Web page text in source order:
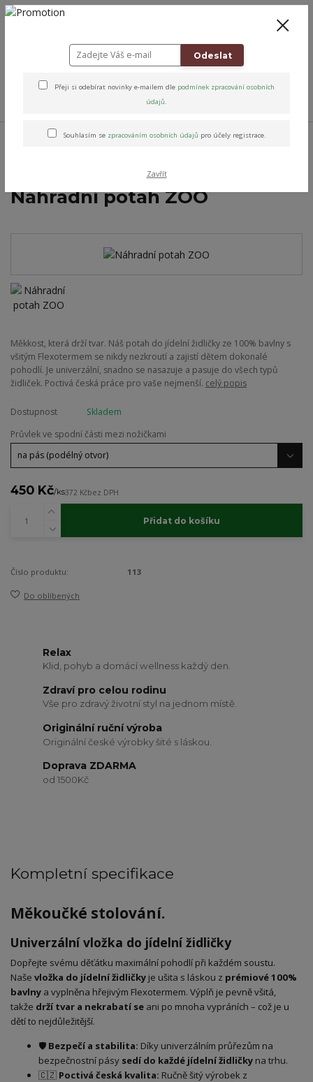
+420 778 743 310
Altens originály & vybrané značky Potahy na židličky
Náhradní potah ZOO
Měkkost, která drží tvar. Náš potah do jídelní židličky ze 100% bavlny s
všitým Flexotermem se nikdy nezkroutí a zajistí dětem dokonalé
pohodlí. Je univerzální, snadno se nasazuje a pasuje do všech typů
židliček. Poctivá česká práce pro vaše nejmenší. celý popis
Dostupnost
Skladem
Průvlek ve spodní části mezi nožičkami
450 Kč/ks372 Kčbez DPH
Přidat do košíku
Číslo produktu: 113
Do oblíbených
Relax
Klid, pohyb a domácí wellness každý den.
Zdraví pro celou rodinu
Vše pro zdravý životní styl na jednom místě.
Originální ruční výroba
Originální české výrobky šité s láskou.
Doprava ZDARMA
od 1500Kč
Kompletní specifikace
Měkoučké stolování.
Univerzální vložka do jídelní židličky
Dopřejte svému děťátku maximální pohodlí při každém soustu.
Naše vložka do jídelní židličky je ušita s láskou z prémiové 100%
bavlny a vyplněna hřejivým Flexotermem. Výplň je pevně všitá,
takže drží tvar a nekrabatí se ani po mnoha vypráních – což je u
dětí to nejdůležitější.
🛡️ Bezpečí a stabilita: Díky univerzálním průřezům na
bezpečnostní pásy sedí do každé jídelní židličky na trhu.
🇨🇿 Poctivá česká kvalita: Ručně šitý výrobek z
Odeslat
Přeji si odebírat novinky e-mailem dle podmínek zpracování osobních
údajů.
Souhlasím se zpracováním osobních údajů pro účely registrace.
Zavřít